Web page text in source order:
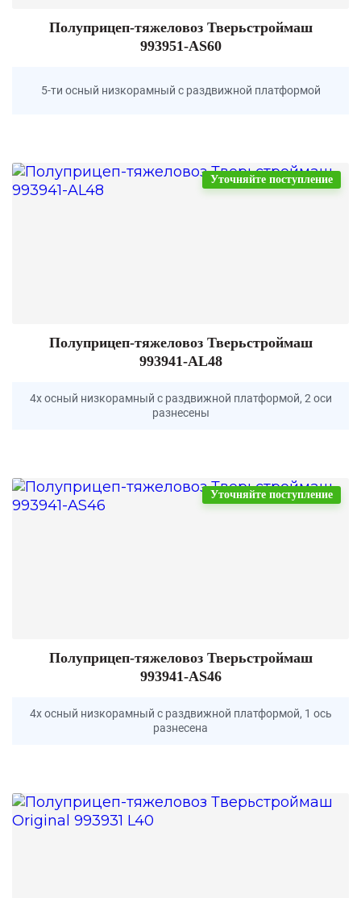
Полуприцеп-тяжеловоз Тверьстроймаш
993951-AS60
5-ти осный низкорамный с раздвижной платформой
Уточняйте поступление
Полуприцеп-тяжеловоз Тверьстроймаш
993941-AL48
4х осный низкорамный с раздвижной платформой, 2 оси
разнесены
Уточняйте поступление
Полуприцеп-тяжеловоз Тверьстроймаш
993941-AS46
4х осный низкорамный с раздвижной платформой, 1 ось
разнесена